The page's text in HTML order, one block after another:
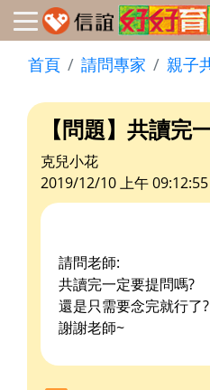
首頁 請問專家 親子
【問題】共讀完
克兒小花
2019/12/10 上午 09:12:55
請問老師:
共讀完一定要提問嗎?
還是只需要念完就行了?
謝謝老師~